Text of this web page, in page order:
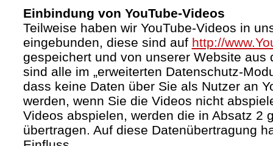
Einbindung von YouTube-Videos
Teilweise haben wir YouTube-Videos in
eingebunden, diese sind auf http://
gespeichert und von unserer Website aus
sind alle im „erweiterten Datenschutz-
dass keine Daten über Sie als Nutzer an
werden, wenn Sie die Videos nicht
Videos abspielen, werden die in Absatz 2
übertragen. Auf diese Datenübertragung